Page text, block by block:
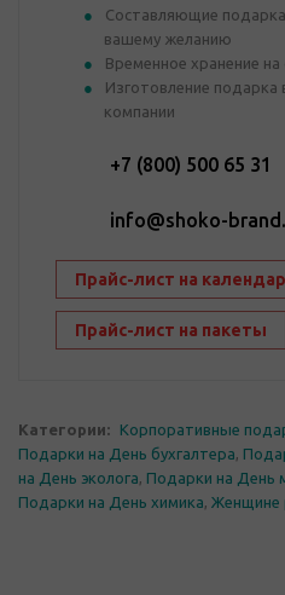
Составляющие
вашему желанию
Временное хранение на
Изготовление
компании
+7 (800) 500 65 31
info@shoko-
Прайс-лист на
Прайс-лист на пакеты
Категории: Корпоративные
Подарки на День бухгалтера,
на День эколога, Подарки на День
Подарки на День химика, Женщине